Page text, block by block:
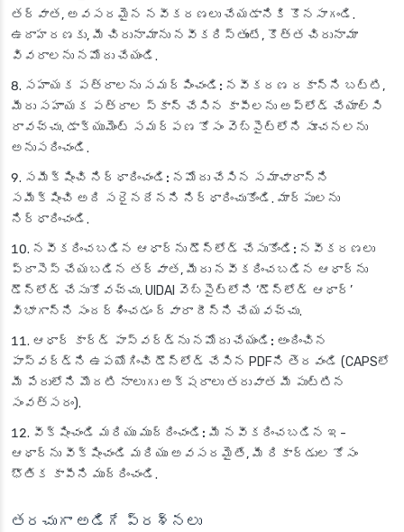
తర్వాత, అవసరమైన నవీకరణలు చేయడానికి కొనసాగండి.
ఉదాహరణకు, మీ చిరునామాను నవీకరిస్తుంటే, కొత్త చిరునామా
వివరాలను నమోదు చేయండి.
సహాయక పత్రాలను సమర్పించండి: నవీకరణ రకాన్ని బట్టి,
మీరు సహాయక పత్రాల స్కాన్ చేసిన కాపీలను అప్‌లోడ్ చేయాల్సి
రావచ్చు. డాక్యుమెంట్ సమర్పణ కోసం వెబ్‌సైట్‌లోని సూచనలను
అనుసరించండి.
సమీక్షించి నిర్ధారించండి: నమోదు చేసిన సమాచారాన్ని
సమీక్షించి అది సరైనదేనని నిర్ధారించుకోండి. మార్పులను
నిర్ధారించండి.
నవీకరించబడిన ఆధార్‌ను డౌన్‌లోడ్ చేసుకోండి: నవీకరణలు
ప్రాసెస్ చేయబడిన తర్వాత, మీరు నవీకరించబడిన ఆధార్‌ను
డౌన్‌లోడ్ చేసుకోవచ్చు. UIDAI వెబ్‌సైట్‌లోని ‘డౌన్‌లోడ్ ఆధార్’
విభాగాన్ని సందర్శించడం ద్వారా దీన్ని చేయవచ్చు.
ఆధార్ కార్డ్ పాస్‌వర్డ్‌ను నమోదు చేయండి: అందించిన
పాస్‌వర్డ్‌ని ఉపయోగించి డౌన్‌లోడ్ చేసిన PDFని తెరవండి (CAPSలో
మీ పేరులోని మొదటి నాలుగు అక్షరాలు తరువాత మీ పుట్టిన
సంవత్సరం).
వీక్షించండి మరియు ముద్రించండి: మీ నవీకరించబడిన ఇ-
ఆధార్‌ను వీక్షించండి మరియు అవసరమైతే, మీ రికార్డుల కోసం
భౌతిక కాపీని ముద్రించండి.
తరచుగా అడిగే ప్రశ్నలు